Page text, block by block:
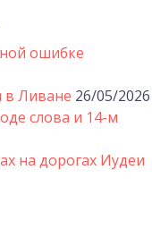
ошибке
в Ливане 26/05/2026
слова и 14-м
на дорогах Иудеи